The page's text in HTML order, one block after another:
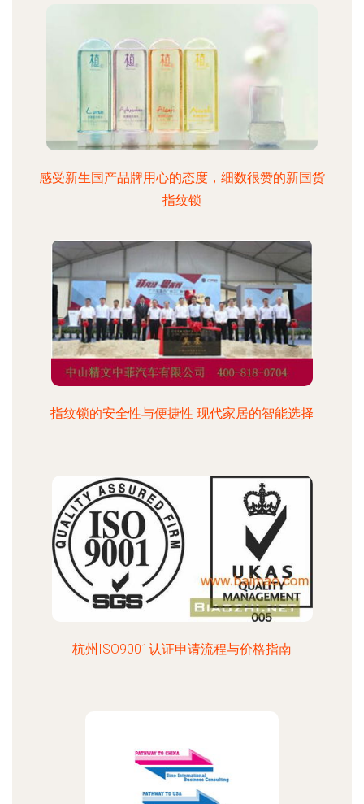
感受新生国产品牌用心的态度，细数很赞的新国货
指纹锁
指纹锁的安全性与便捷性 现代家居的智能选择
杭州ISO9001认证申请流程与价格指南